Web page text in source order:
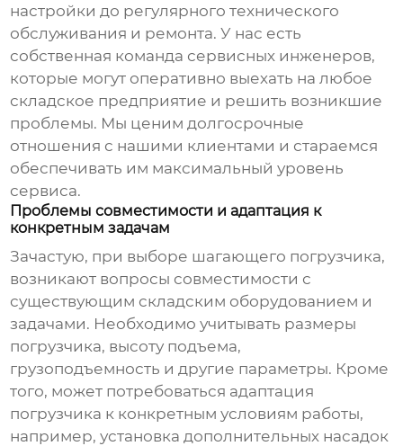
настройки до регулярного технического
обслуживания и ремонта. У нас есть
собственная команда сервисных инженеров,
которые могут оперативно выехать на любое
складское предприятие и решить возникшие
проблемы. Мы ценим долгосрочные
отношения с нашими клиентами и стараемся
обеспечивать им максимальный уровень
сервиса.
Проблемы совместимости и адаптация к
конкретным задачам
Зачастую, при выборе шагающего погрузчика,
возникают вопросы совместимости с
существующим складским оборудованием и
задачами. Необходимо учитывать размеры
погрузчика, высоту подъема,
грузоподъемность и другие параметры. Кроме
того, может потребоваться адаптация
погрузчика к конкретным условиям работы,
например, установка дополнительных насадок